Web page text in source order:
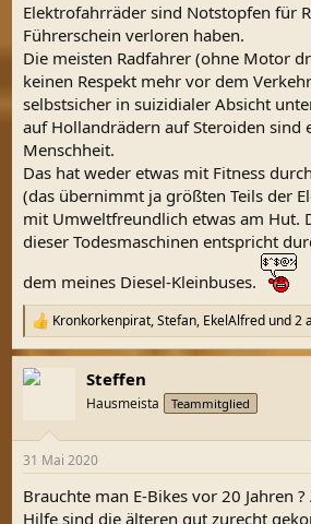
:
Elektrofahrräder sind Notstopfen für
Führerschein verloren haben.
Die meisten Radfahrer (ohne Motor
keinen Respekt mehr vor dem
selbstsicher in suizidialer Absicht
auf Hollandrädern auf Steroiden sind
Menschheit.
Das hat weder etwas mit Fitness
(das übernimmt ja größten Teils der
mit Umweltfreundlich etwas am Hut.
dieser Todesmaschinen entspricht
dem meines Diesel-Kleinbuses.
R
e
a
k
e
:
Kronkorkenpirat,Stefan, EkelAlfred und 2
Steffen
Hausmeista Teammitglied
31 Mai 2020
Brauchte man E-Bikes vor 20 Jahren
Hilfe sind die älteren gut zurecht